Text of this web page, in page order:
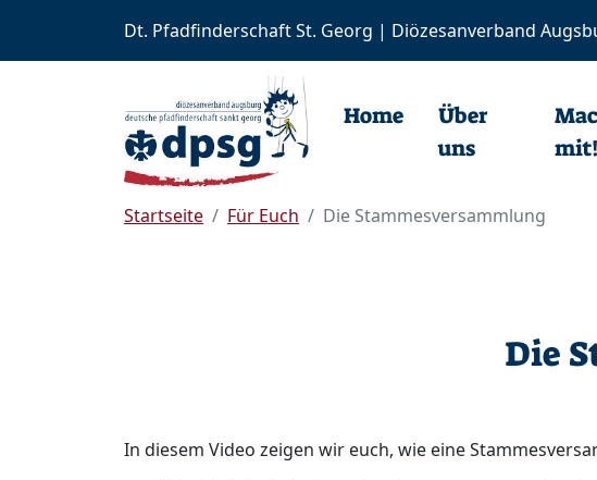
Dt. Pfadfinderschaft St. Georg | Diözesanverband
Home
Über
uns
mit!
Home Über uns Mach mit! Für Euch
Startseite Für Euch Die Stammesversammlung
Die
In diesem Video zeigen wir euch, wie eine